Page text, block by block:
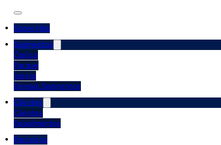
Sobre Nós
Segmentos
Óptico
Parque
Varejo
Demais Segmentos
Clientes
Clientes
Depoimentos
Parceiros